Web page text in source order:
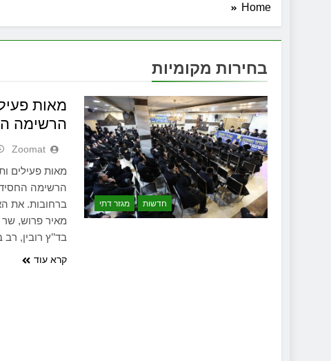
Home
בחירות מקומיות
חדשות מגזר דתי
מאות
הרשימה
Zoomat
מאות פעילים
הרשימה
ברחובות. את
מאיר פרוש, שר
בד’’ץ רובין,
קרא עוד